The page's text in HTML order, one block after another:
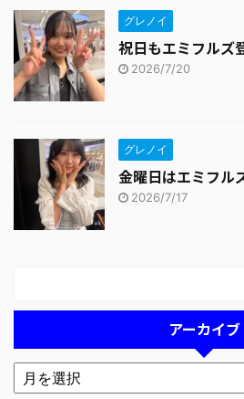
グレノイ
祝日もエミフルズ
2026/7/20
グレノイ
金曜日はエミフル
2026/7/17
アーカイブ